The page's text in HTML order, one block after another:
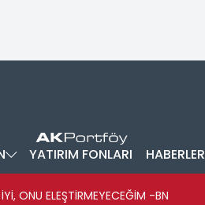
YATIRIM FONLARI HABERLER
ONU ELEŞTİRMEYECEĞİM -BN